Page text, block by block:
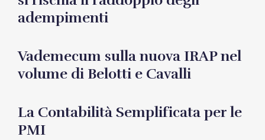
adempimenti
Vademecum sulla nuova IRAP nel
volume di Belotti e Cavalli
La Contabilità Semplificata per le
PMI